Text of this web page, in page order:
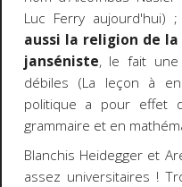
Luc Ferry aujourd'hui) ;
aussi la religion de
janséniste, le fait une
débiles (La leçon à
politique a pour effet
grammaire et en
Blanchis Heidegger et
assez universitaires !